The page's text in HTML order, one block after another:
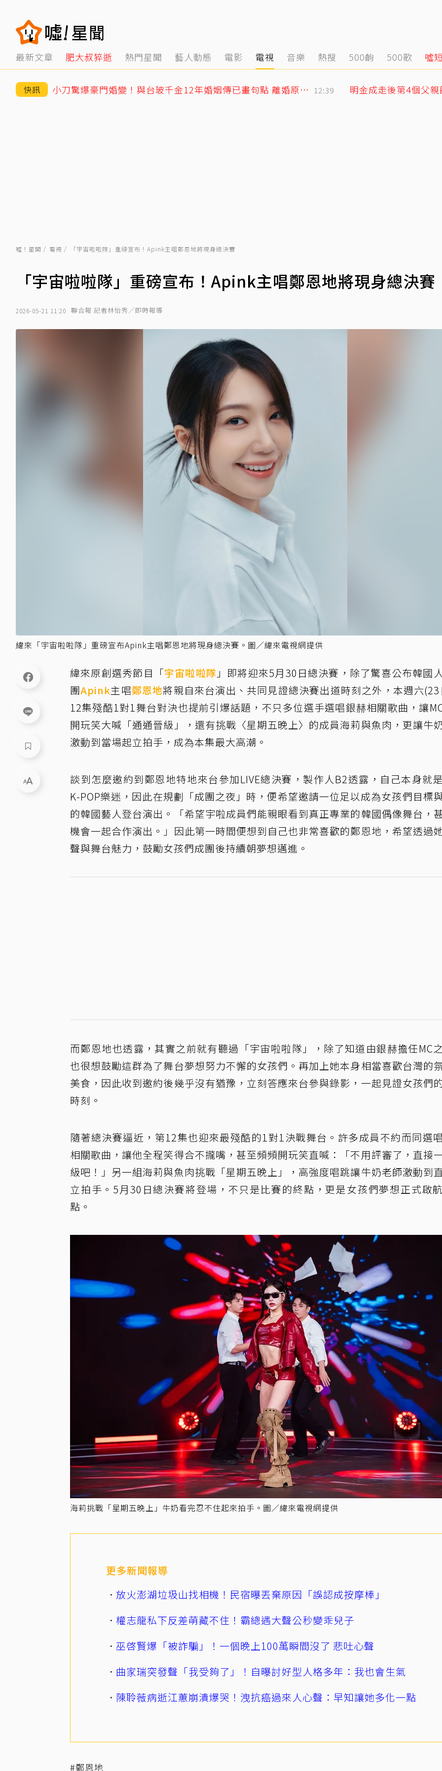
最新文章 肥大叔猝逝 熱門星聞 藝人動態 電影 電視 音樂 熱搜 500齣 500歌 噓
快訊 小刀驚爆豪門婚變！與台玻千金12年婚姻傳已畫句點 離婚原因曝光 12:39
噓！星聞 電視 「宇宙啦啦隊」重磅宣布！Apink主唱鄭恩地將現身總決賽
「宇宙啦啦隊」重磅宣布！Apink主唱鄭恩地將現身總決賽
2026-05-21 11:20 聯合報 記者林怡秀／即時報導
緯來「宇宙啦啦隊」重磅宣布Apink主唱鄭恩地將現身總決賽。圖／緯來電視網提供
緯來原創選秀節目「宇宙啦啦隊 」即將迎來5月30日總決賽，除了驚喜公布韓國
團Apink主唱鄭恩地將親自來台演出、共同見證總決賽出道時刻之外，本週六
12集殘酷1對1舞台對決也提前引爆話題，不只多位選手選唱銀赫相關歌曲，讓
開玩笑大喊「通通晉級」，還有挑戰〈星期五晚上〉的成員海莉與魚肉，更讓牛
激動到當場起立拍手，成為本集最大高潮。
談到怎麼邀約到鄭恩地特地來台參加LIVE總決賽，製作人B2透露，自己本身就
K-POP樂迷，因此在規劃「成團之夜」時，便希望邀請一位足以成為女孩們目標
的韓國藝人登台演出。「希望宇啦成員們能親眼看到真正專業的韓國偶像舞台，
機會一起合作演出。」因此第一時間便想到自己也非常喜歡的鄭恩地，希望透過
聲與舞台魅力，鼓勵女孩們成團後持續朝夢想邁進。
而鄭恩地也透露，其實之前就有聽過「宇宙啦啦隊」，除了知道由銀赫擔任MC
也很想鼓勵這群為了舞台夢想努力不懈的女孩們。再加上她本身相當喜歡台灣的
美食，因此收到邀約後幾乎沒有猶豫，立刻答應來台參與錄影，一起見證女孩們
時刻。
隨著總決賽逼近，第12集也迎來最殘酷的1對1決戰舞台。許多成員不約而同選
相關歌曲，讓他全程笑得合不攏嘴，甚至頻頻開玩笑直喊：「不用評審了，直接
級吧！」另一組海莉與魚肉挑戰「星期五晚上」，高強度唱跳讓牛奶老師激動到
立拍手。5月30日總決賽將登場，不只是比賽的終點，更是女孩們夢想正式啟
點。
海莉挑戰「星期五晚上」牛奶看完忍不住起來拍手。圖／緯來電視網提供
更多新聞報導
放火澎湖垃圾山找相機！民宿曝丟棄原因「誤認成按摩棒」
權志龍私下反差萌藏不住！霸總遇大聲公秒變乖兒子
巫啓賢爆「被詐騙」！一個晚上100萬瞬間沒了 悲吐心聲
曲家瑞突發聲「我受夠了」！自曝討好型人格多年：我也會生氣
陳聆薇病逝江蕙崩潰爆哭！洩抗癌過來人心聲：早知讓她多化一點
#鄭恩地